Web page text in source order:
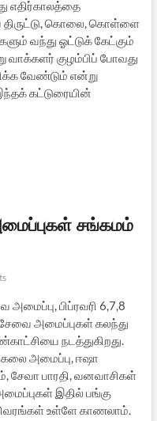
எதிர்காலத்தை
திருட்டு, கொலை, கொள்ளை
வந்து ஓட்டுக் கேட்கும்
வாக்களர் குழம்பிப் போவது
வேண்டும் என்று
கட்டுரையின்
சங்கமம்
பிப்ரவரி 6,7,8
அமைப்புகள் கலந்து
நடத்துகிறது.
அமைப்பு, ஈஷா
சேவா பாரதி, வனவாசிகள்
இதில் பங்கு
உள்ளே காணலாம்.